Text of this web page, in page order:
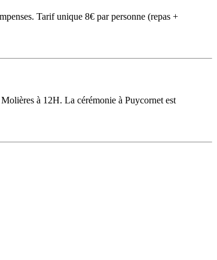
Tarif unique 8€ par personne (repas +
à 12H. La cérémonie à Puycornet est